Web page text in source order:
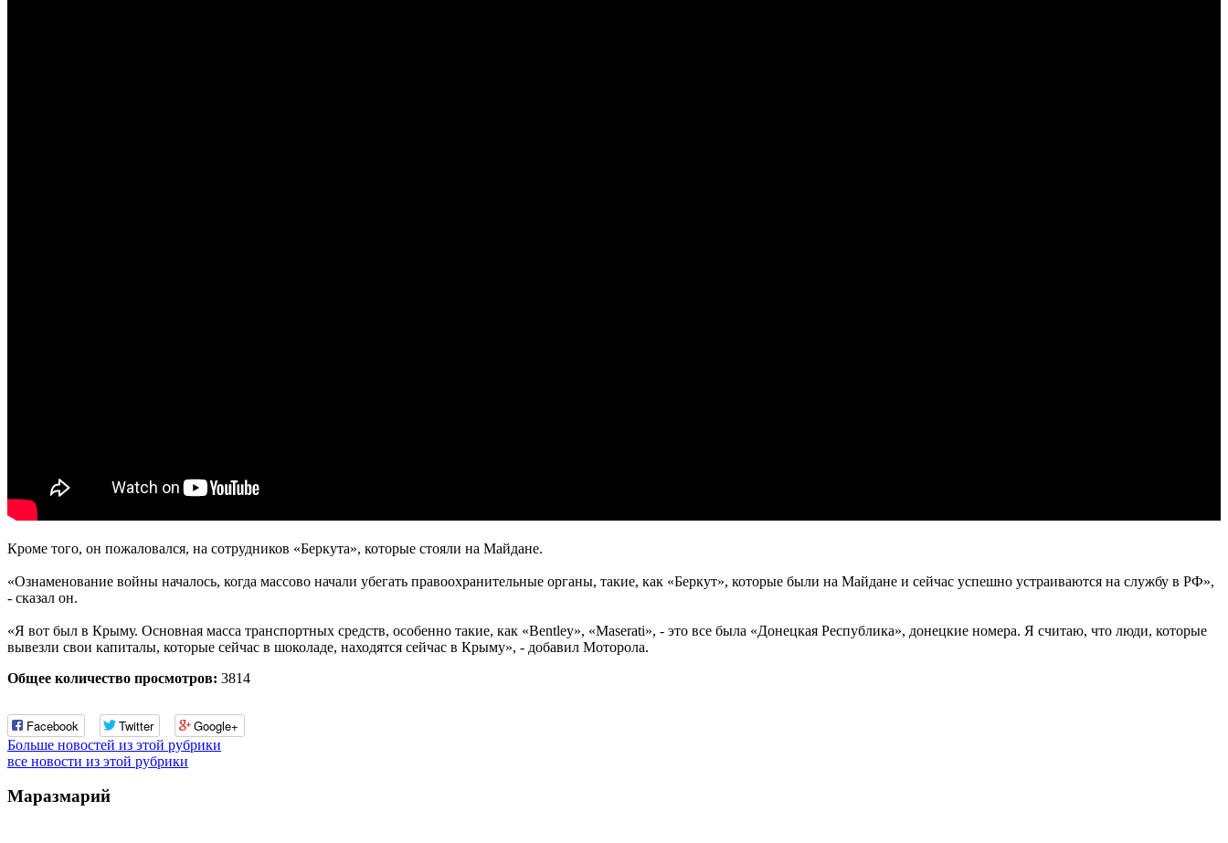
Кроме того, он пожаловался, на сотрудников «Беркута», которые стояли на Майдане.
«Ознаменование войны началось, когда массово начали убегать правоохранительные органы, такие, как «Беркут», которые были на Майдане и сейчас успешно устраиваются на службу в РФ»,
- сказал он.
«Я вот был в Крыму. Основная масса транспортных средств, особенно такие, как «Bentley», «Maserati», - это все была «Донецкая Республика», донецкие номера. Я считаю, что люди, которые
вывезли свои капиталы, которые сейчас в шоколаде, находятся сейчас в Крыму», - добавил Моторола.
Общее количество просмотров: 3814
Facebook Twitter Google+
Больше новостей из этой рубрики
все новости из этой рубрики
Маразмарий